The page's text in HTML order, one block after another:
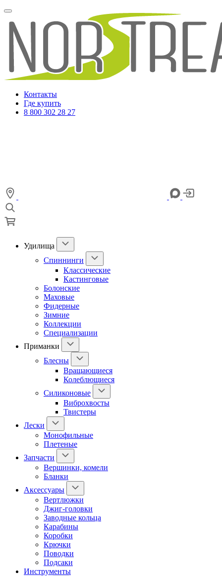
Контакты
Где купить
8 800 302 28 27
Удилища
Спиннинги
Классические
Кастинговые
Болонские
Маховые
Фидерные
Зимние
Коллекции
Специализации
Приманки
Блесны
Вращающиеся
Колеблющиеся
Силиконовые
Виброхвосты
Твистеры
Лески
Монофильные
Плетеные
Запчасти
Вершинки, комели
Бланки
Аксессуары
Вертлюжки
Джиг-головки
Заводные кольца
Карабины
Коробки
Крючки
Поводки
Подсаки
Инструменты